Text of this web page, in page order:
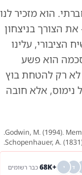
הוא מזכיר לנו
הצורך בניצחון
הציבורי, עלינו
הוא פשע
לא רק להטחת בוץ
נימוס, אלא חובה
Godwin, M. (1994).
Schopenhauer, A.
ד י +68K כבר רשומים